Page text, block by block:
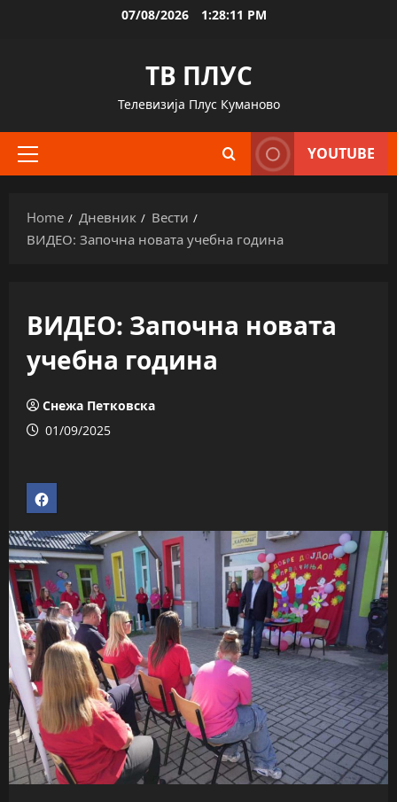
07/08/2026 1:28:12 PM
ТВ ПЛУС
Телевизија Плус Куманово
Primary
YOUTUBE
Home Дневник
Вести
ВИДЕО: Започна новата учебна година
ВИДЕО: Започна новата
учебна година
Снежа Петковска
01/09/2025